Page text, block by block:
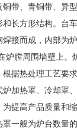
带、青铜带、异
长方形结构。台
接而成，内部为
炉膛周围墙壁上。
据热处理工艺要
加热罩、冷却罩
提高产品质量和
一般为炉台数量